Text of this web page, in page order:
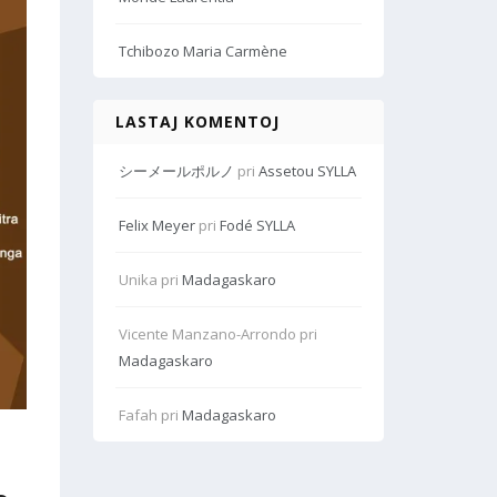
Tchibozo Maria Carmène
LASTAJ KOMENTOJ
シーメールポルノ pri Assetou SYLLA
Felix Meyerpri Fodé SYLLA
Unika pri Madagaskaro
Vicente Manzano-Arrondo pri
Madagaskaro
Fafah pri Madagaskaro